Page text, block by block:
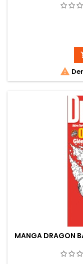

MANGA DRAGON